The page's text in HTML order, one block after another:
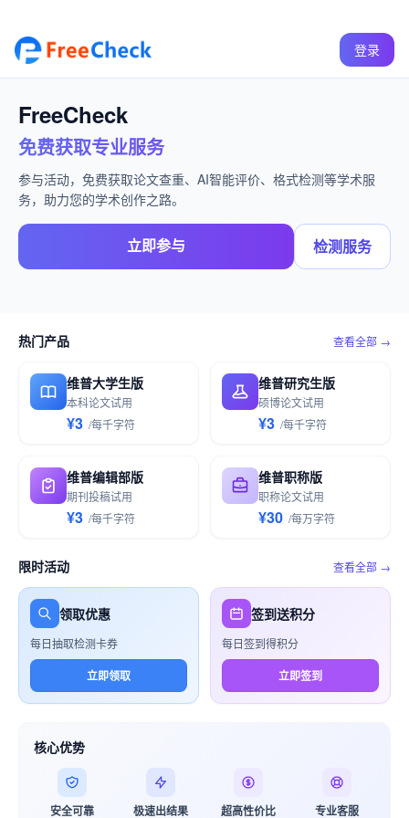
登录
FreeCheck
免费获取专业服务
参与活动，免费获取论文查重、AI智能评价、格式检测等学术服
务，助力您的学术创作之路。
立即参与 检测服务
热门产品 查看全部 →
维普大学生版
本科论文试用
¥3 /每千字符
维普研究生版
硕博论文试用
¥3 /每千字符
维普编辑部版
期刊投稿试用
¥3 /每千字符
维普职称版
职称论文试用
¥30 /每万字符
限时活动 查看全部 →
领取优惠
每日抽取检测卡券
立即领取
签到送积分
每日签到得积分
立即签到
核心优势
安全可靠 极速出结果 超高性价比 专业客服